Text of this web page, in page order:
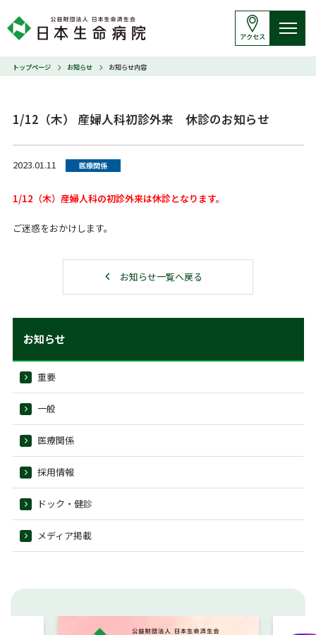
アクセス
トップページ お知らせ お知らせ内容
1/12（木） 産婦人科初診外来 休診のお知らせ
2023.01.11 医療関係
1/12（木）産婦人科の初診外来は休診となります。
ご迷惑をおかけします。
お知らせ一覧へ戻る
お知らせ
重要
一般
医療関係
採用情報
ドック・健診
メディア掲載